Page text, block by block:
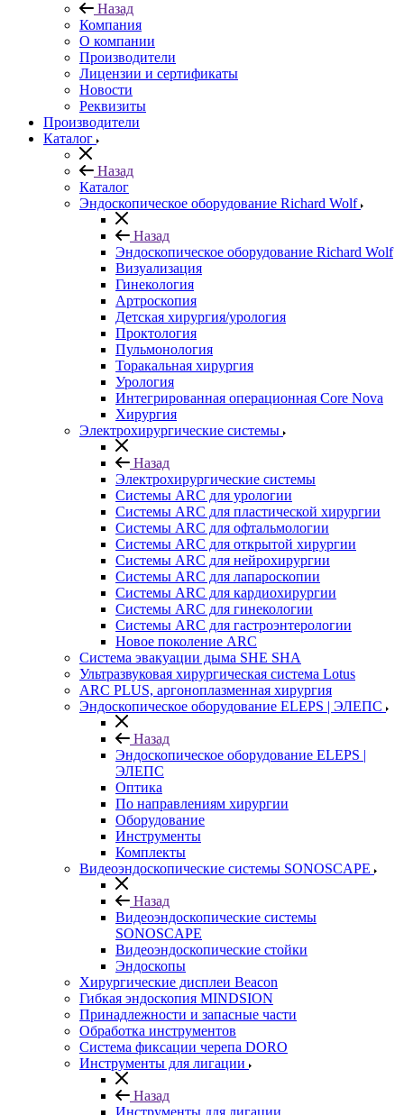
Назад
Компания
О компании
Производители
Лицензии и сертификаты
Новости
Реквизиты
Производители
Каталог
Назад
Каталог
Эндоскопическое оборудование Richard Wolf
Назад
Эндоскопическое оборудование Richard Wolf
Визуализация
Гинекология
Артроскопия
Детская хирургия/урология
Проктология
Пульмонология
Торакальная хирургия
Урология
Интегрированная операционная Core Nova
Хирургия
Электрохирургические системы
Назад
Электрохирургические системы
Системы ARC для урологии
Системы ARC для пластической хирургии
Системы ARC для офтальмологии
Системы ARC для открытой хирургии
Системы ARC для нейрохирургии
Системы ARC для лапароскопии
Системы ARC для кардиохирургии
Системы ARC для гинекологии
Системы ARC для гастроэнтерологии
Новое поколение ARC
Система эвакуации дыма SHE SHA
Ультразвуковая хирургическая система Lotus
ARC PLUS, аргоноплазменная хирургия
Эндоскопическое оборудование ELEPS | ЭЛЕПС
Назад
Эндоскопическое оборудование ELEPS |
ЭЛЕПС
Оптика
По направлениям хирургии
Оборудование
Инструменты
Комплекты
Видеоэндоскопические системы SONOSCAPE
Назад
Видеоэндоскопические системы
SONOSCAPE
Видеоэндоскопические стойки
Эндоскопы
Хирургические дисплеи Beacon
Гибкая эндоскопия MINDSION
Принадлежности и запасные части
Обработка инструментов
Система фиксации черепа DORO
Инструменты для лигации
Назад
Инструменты для лигации